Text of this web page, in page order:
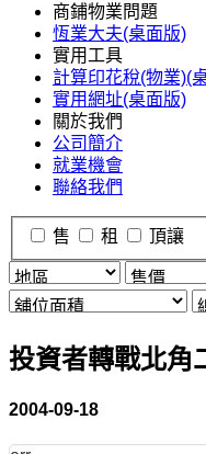
商鋪物業問題
恆業大夫(桌面版)
實用工具
計算印花稅(物業)(
實用網址(桌面版)
關於我們
公司簡介
就業機會
聯絡我們
售 租 頂讓
投資者轉戰北角
2004-09-18